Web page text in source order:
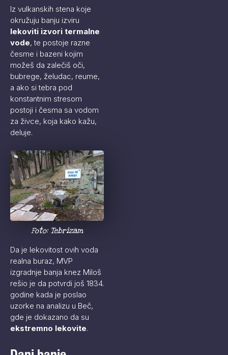
Iz vulkanskih stena koje
okružuju banju izviru
lekoviti izvori termalne
vode, te postoje razne
česme i bazeni kojim
možeš da zalečiš oči,
bubrege, želudac, reume,
a ako si tebra pod
konstantnim stresom
postoji i česma sa vodom
za živce, koja kako kažu,
deluje.
Foto: Tebrizam
Da je lekovitost ovih voda
realna buraz, MVP
izgradnje banja knez Miloš
rešio je da potvrdi još 1834.
godine kada je poslao
uzorke na analizu u Beč,
gde je dokazano da su
ekstremno lekovite.